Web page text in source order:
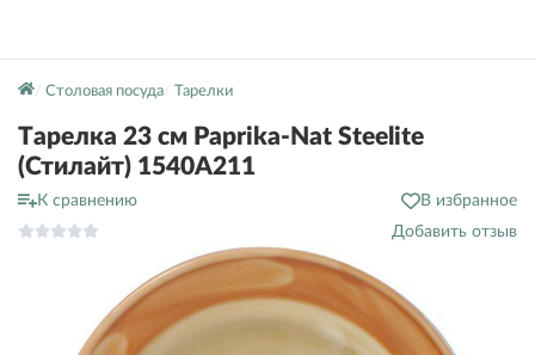
Столовая посуда Тарелки
Тарелка 23 см Paprika-Nat Steelite
(Стилайт) 1540A211
К сравнению
В избранное
Добавить отзыв